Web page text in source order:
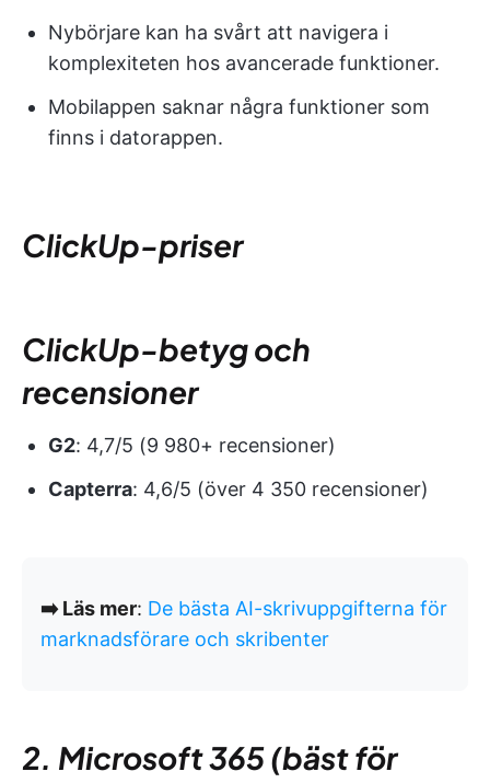
Nybörjare kan ha svårt att navigera i
komplexiteten hos avancerade funktioner.
Mobilappen saknar några funktioner som
finns i datorappen.
ClickUp-priser
ClickUp-betyg och
recensioner
G2: 4,7/5 (9 980+ recensioner)
Capterra: 4,6/5 (över 4 350 recensioner)
➡️ Läs mer: De bästa AI-skrivuppgifterna för
marknadsförare och skribenter
2. Microsoft 365 (bäst för